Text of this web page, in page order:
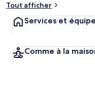
Tout afficher
Services et
Comme à la